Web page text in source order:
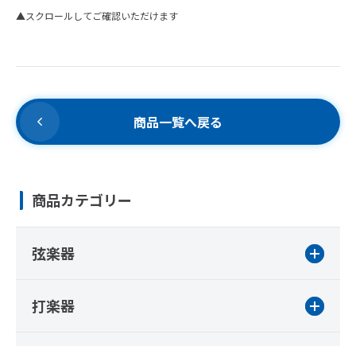
▲スクロールしてご確認いただけます
商品一覧へ戻る
商品カテゴリー
弦楽器
打楽器